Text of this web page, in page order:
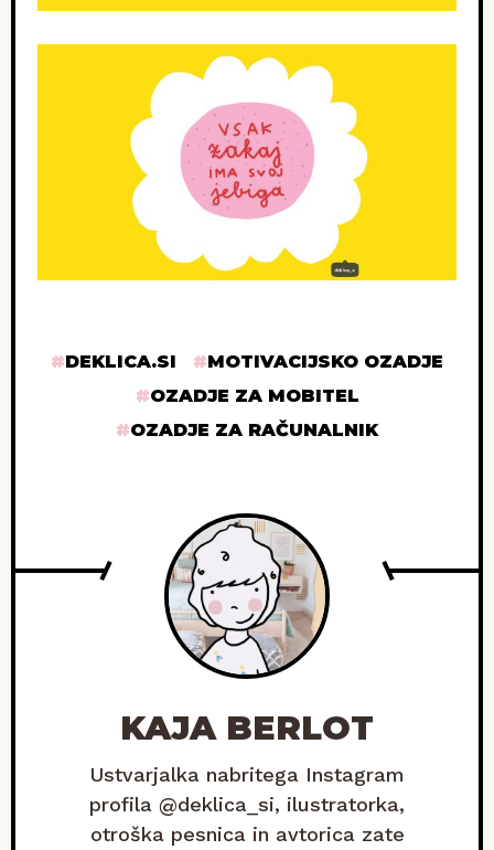
DEKLICA.SI
MOTIVACIJSKO OZADJE
OZADJE ZA MOBITEL
OZADJE ZA RAČUNALNIK
KAJA BERLOT
Ustvarjalka nabritega Instagram
profila @deklica_si, ilustratorka,
otroška pesnica in avtorica zate